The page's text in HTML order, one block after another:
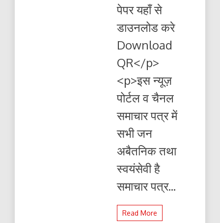
यहाँ
पढ़ें
डाउनलोड
पेपर यहाँ से
डाउनलोड करे
Download
QR</p>
<p>इस न्यूज़
पोर्टल व चैनल
समाचार पत्र में
सभी जन
अबैतनिक तथा
स्वयंसेवी है
समाचार पत्र...
Read More